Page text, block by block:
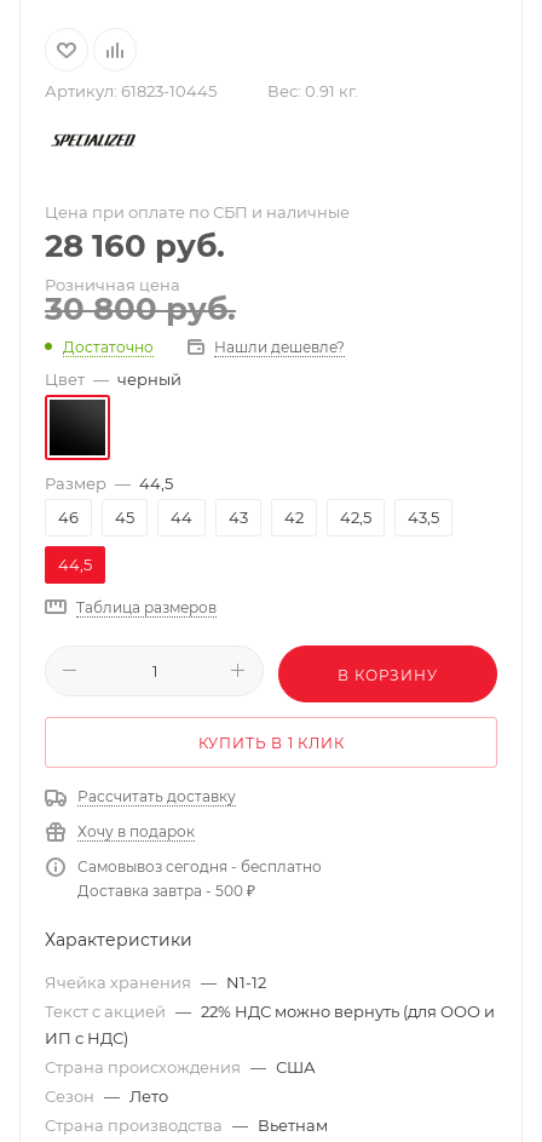
Артикул: 61823-10445 Вес: 0.91 кг.
Цена при оплате по СБП и наличные
28 160 руб.
Розничная цена
30 800руб.
Достаточно Нашли дешевле?
Цвет — черный
Размер — 44,5
46
45 44 43 42 42,5 43,5
44,5
Таблица размеров
В КОРЗИНУ
КУПИТЬ В 1 КЛИК
Рассчитать доставку
Хочу в подарок
Самовывоз сегодня - бесплатно
Доставка завтра - 500 ₽
Характеристики
Ячейка хранения — N1-12
Текст с акцией — 22% НДС можно вернуть (для ООО и
ИП с НДС)
Страна происхождения — США
Сезон — Лето
Страна производства — Вьетнам